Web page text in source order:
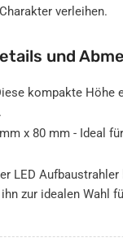
verleihen.
und
kompakte Höhe
x 80 mm - Ideal
LED
zur idealen Wahl